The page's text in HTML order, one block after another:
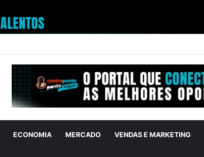
ECONOMIA MERCADO VENDAS E MARKETING